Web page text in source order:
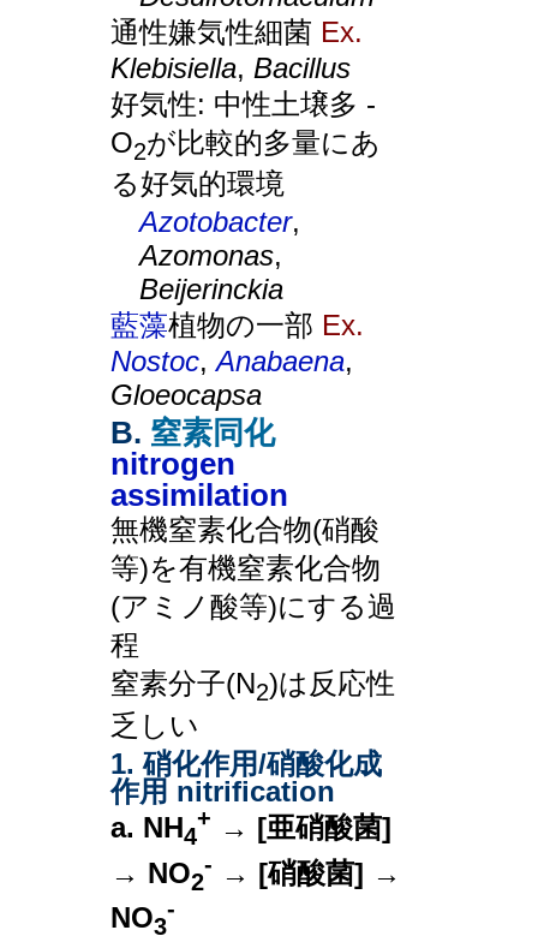
通性嫌気性細菌 Ex.
Klebisiella, Bacillus
好気性: 中性土壌多 -
O2が比較的多量にあ
る好気的環境
Azotobacter,
Azomonas,
Beijerinckia
藍藻植物の一部 Ex.
Nostoc,Anabaena,
Gloeocapsa
B. 窒素同化
nitrogen
assimilation
無機窒素化合物(硝酸
等)を有機窒素化合物
(アミノ酸等)にする過
程
窒素分子(N2)は反応性
乏しい
1. 硝化作用/硝酸化成
作用 nitrification
a. NH4
+ → [亜硝酸菌]
→ NO2
- → [硝酸菌] →
NO3
-